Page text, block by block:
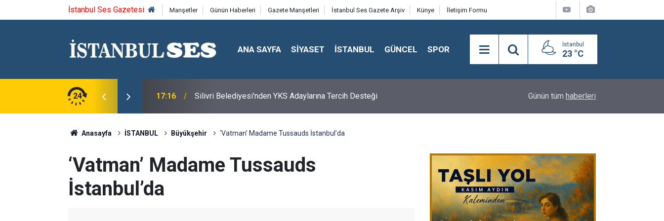
İstanbul Ses Gazetesi Manşetler Günün Haberleri Gazete Manşetleri İstanbul Ses Gazete Arşiv Künye İletişim Formu
ANA SAYFA SİYASET İSTANBUL GÜNCEL SPOR İstanbul
23 °C
24 17:16 Silivri Belediyesi'nden YKS Adaylarına Tercih Desteği BEYLİKDÜZÜ’NDE YAZ SPOR KURSLARI TÜM
Günün tüm haberleri
Anasayfa İSTANBUL Büyükşehir ‘Vatman’ Madame Tussauds İstanbul’da
‘Vatman’ Madame Tussauds
İstanbul’da